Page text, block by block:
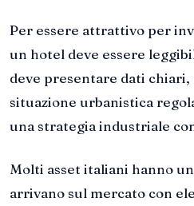
Per essere attrattivo per
un hotel deve essere
deve presentare dati
situazione urbanistica
una strategia industriale
Molti asset italiani hanno
arrivano sul mercato con